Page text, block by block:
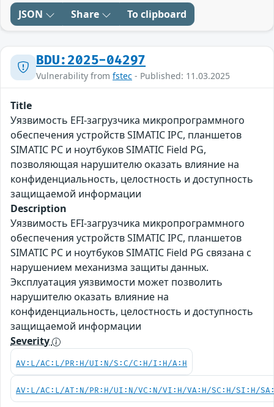
JSON Share To clipboard
BDU:2025-04297
Vulnerability from fstec - Published: 11.03.2025
Title
Уязвимость EFI-загрузчика микропрограммного
обеспечения устройств SIMATIC IPC, планшетов
SIMATIC PC и ноутбуков SIMATIC Field PG,
позволяющая нарушителю оказать влияние на
конфиденциальность, целостность и доступность
защищаемой информации
Description
Уязвимость EFI-загрузчика микропрограммного
обеспечения устройств SIMATIC IPC, планшетов
SIMATIC PC и ноутбуков SIMATIC Field PG связана с
нарушением механизма защиты данных.
Эксплуатация уязвимости может позволить
нарушителю оказать влияние на
конфиденциальность, целостность и доступность
защищаемой информации
Severity
AV:L/AC:L/PR:H/UI:N/S:C/C:H/I:H/A:H
AV:L/AC:L/AT:N/PR:H/UI:N/VC:N/VI:H/VA:H/SC:H/SI:H/